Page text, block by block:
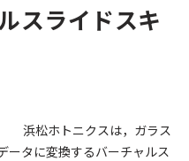
スライドスキ
浜松ホトニクスは，ガラス
ータに変換するバーチャルス